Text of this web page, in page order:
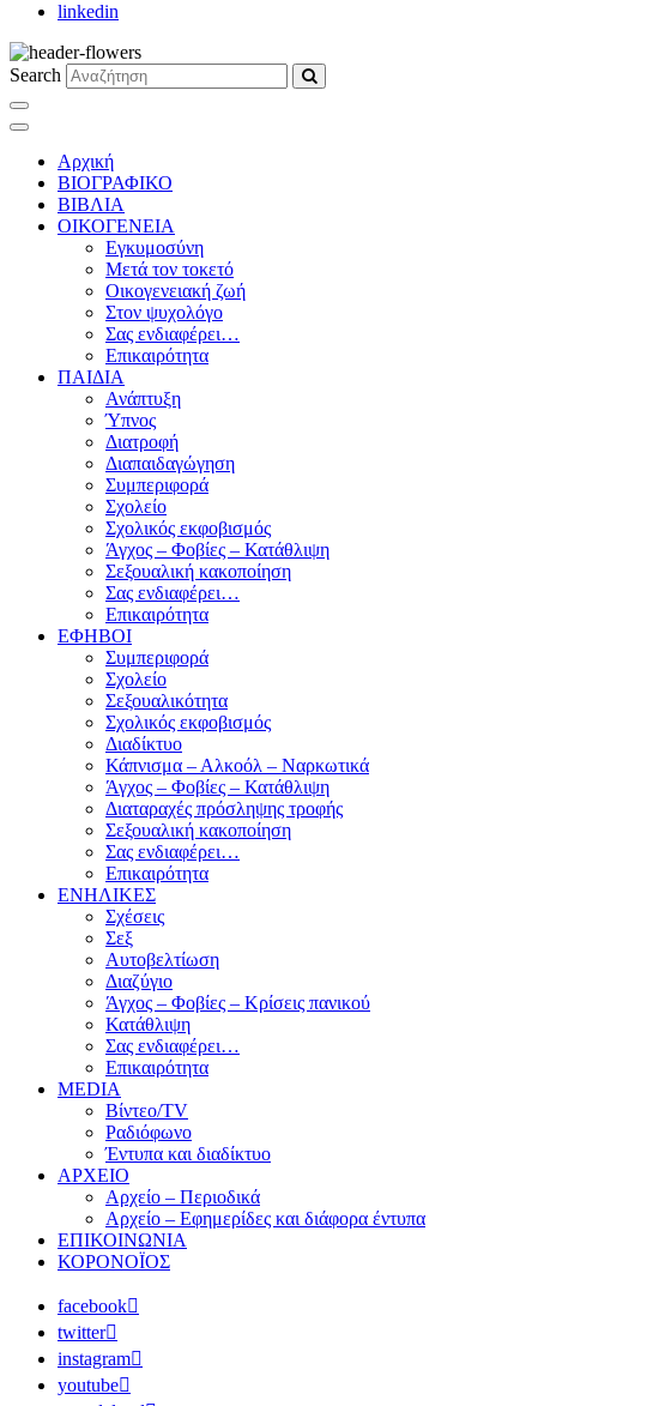
linkedin
Search
Αρχική
ΒΙΟΓΡΑΦΙΚΟ
ΒΙΒΛΙΑ
ΟΙΚΟΓΕΝΕΙΑ
Εγκυμοσύνη
Μετά τον τοκετό
Οικογενειακή ζωή
Στον ψυχολόγο
Σας ενδιαφέρει…
Επικαιρότητα
ΠΑΙΔΙΑ
Ανάπτυξη
Ύπνος
Διατροφή
Διαπαιδαγώγηση
Συμπεριφορά
Σχολείο
Σχολικός εκφοβισμός
Άγχος – Φοβίες – Κατάθλιψη
Σεξουαλική κακοποίηση
Σας ενδιαφέρει…
Επικαιρότητα
ΕΦΗΒΟΙ
Συμπεριφορά
Σχολείο
Σεξουαλικότητα
Σχολικός εκφοβισμός
Διαδίκτυο
Κάπνισμα – Αλκοόλ – Ναρκωτικά
Άγχος – Φοβίες – Κατάθλιψη
Διαταραχές πρόσληψης τροφής
Σεξουαλική κακοποίηση
Σας ενδιαφέρει…
Επικαιρότητα
ΕΝΗΛΙΚΕΣ
Σχέσεις
Σεξ
Αυτοβελτίωση
Διαζύγιο
Άγχος – Φοβίες – Κρίσεις πανικού
Κατάθλιψη
Σας ενδιαφέρει…
Επικαιρότητα
MEDIA
Βίντεο/TV
Ραδιόφωνο
Έντυπα και διαδίκτυο
ΑΡΧΕΙΟ
Αρχείο – Περιοδικά
Αρχείο – Εφημερίδες και διάφορα έντυπα
ΕΠΙΚΟΙΝΩΝΙΑ
ΚΟΡΟΝΟΪΟΣ
facebook
twitter
instagram
youtube